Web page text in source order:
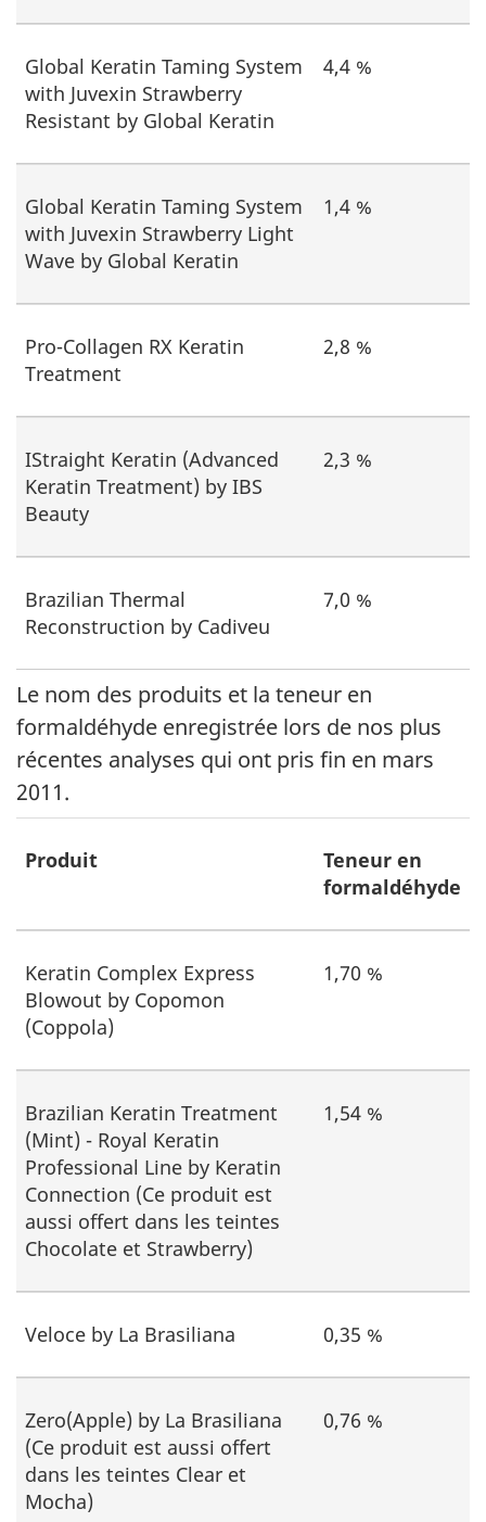
Global Keratin Taming System
with Juvexin Strawberry
Resistant by Global Keratin
4,4 %
Global Keratin Taming System
with Juvexin Strawberry Light
Wave by Global Keratin
1,4 %
Pro-Collagen RX Keratin
Treatment
2,8 %
IStraight Keratin (Advanced
Keratin Treatment) by IBS
Beauty
2,3 %
Brazilian Thermal
Reconstruction by Cadiveu
7,0 %
Le nom des produits et la teneur en
formaldéhyde enregistrée lors de nos plus
récentes analyses qui ont pris fin en mars
2011.
Produit
Teneur en
formaldéhyde
Keratin Complex Express
Blowout by Copomon
(Coppola)
1,70 %
Brazilian Keratin Treatment
(Mint) - Royal Keratin
Professional Line by Keratin
Connection (Ce produit est
aussi offert dans les teintes
Chocolate et Strawberry)
1,54 %
Veloce by La Brasiliana 0,35 %
Zero(Apple) by La Brasiliana
(Ce produit est aussi offert
dans les teintes Clear et
Mocha)
0,76 %